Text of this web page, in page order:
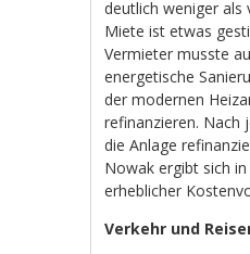
deutlich weniger als
Miete ist etwas
Vermieter musste
energetische
der modernen
refinanzieren. Nach
die Anlage
Nowak ergibt sich
erheblicher
Verkehr und